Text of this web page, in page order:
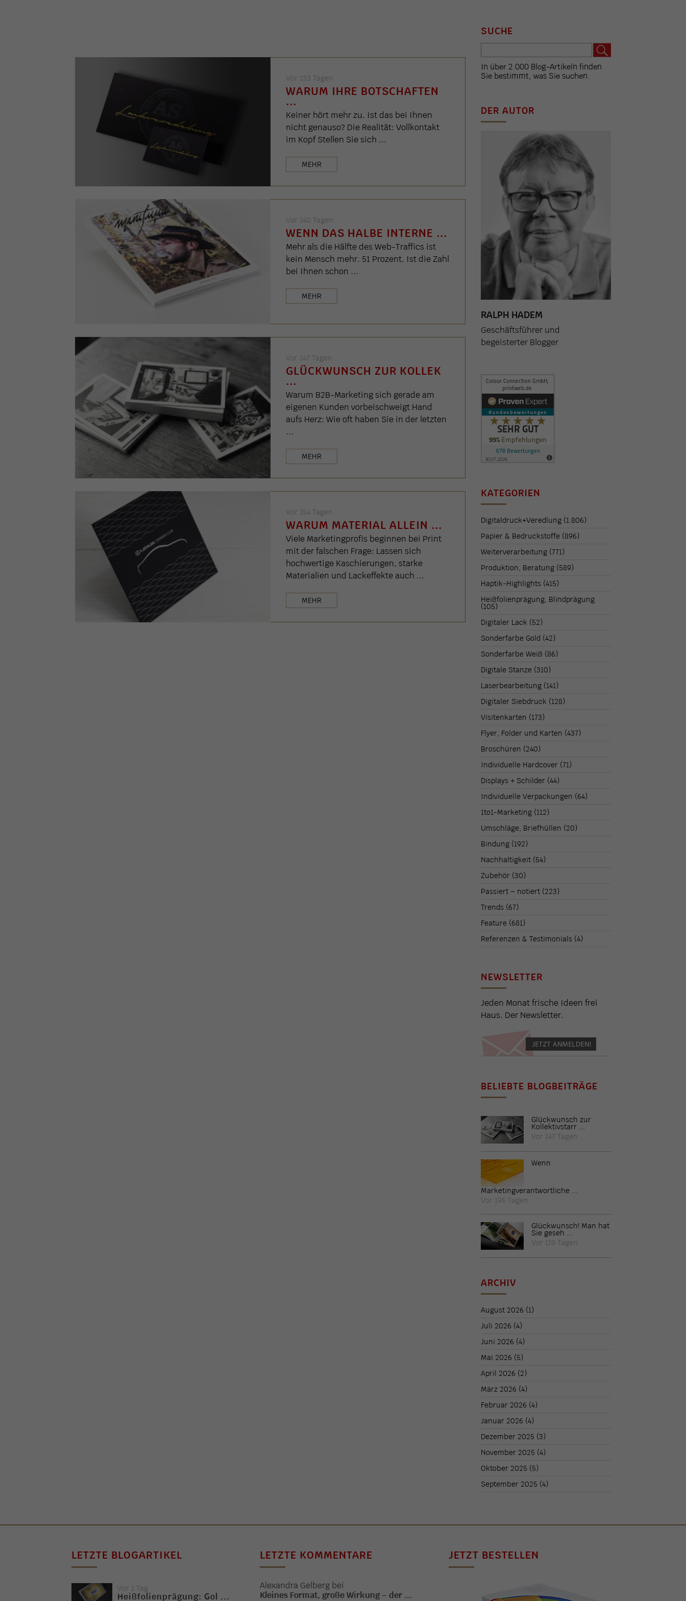
Vor 133 Tagen
WARUM IHRE BOTSCHAFTEN
...
Keiner hört mehr zu. Ist das bei Ihnen
nicht genauso? Die Realität: Vollkontakt
im Kopf Stellen Sie sich ...
MEHR
Vor 140 Tagen
WENN DAS HALBE INTERNE ...
Mehr als die Hälfte des Web-Traffics ist
kein Mensch mehr. 51 Prozent. Ist die Zahl
bei Ihnen schon ...
MEHR
Vor 147 Tagen
GLÜCKWUNSCH ZUR KOLLEK
...
Warum B2B-Marketing sich gerade am
eigenen Kunden vorbeischweigt Hand
aufs Herz: Wie oft haben Sie in der letzten
...
MEHR
Vor 154 Tagen
WARUM MATERIAL ALLEIN ...
Viele Marketingprofis beginnen bei Print
mit der falschen Frage: Lassen sich
hochwertige Kaschierungen, starke
Materialien und Lackeffekte auch ...
MEHR
SUCHE
In über 2.000 Blog-Artikeln finden
Sie bestimmt, was Sie suchen.
DER AUTOR
RALPH HADEM
Geschäftsführer und
begeisterter Blogger
KATEGORIEN
Digitaldruck+Veredlung (1.806)
Papier & Bedruckstoffe (896)
Weiterverarbeitung (771)
Produktion, Beratung (589)
Haptik-Highlights (415)
Heißfolienprägung, Blindprägung
(105)
Digitaler Lack (52)
Sonderfarbe Gold (42)
Sonderfarbe Weiß (86)
Digitale Stanze (310)
Laserbearbeitung (141)
Digitaler Siebdruck (128)
Visitenkarten (173)
Flyer, Folder und Karten (437)
Broschüren (240)
Individuelle Hardcover (71)
Displays + Schilder (44)
Individuelle Verpackungen (64)
1to1-Marketing (112)
Umschläge, Briefhüllen (20)
Bindung (192)
Nachhaltigkeit (54)
Zubehör (30)
Passiert – notiert (223)
Trends (67)
Feature (681)
Referenzen & Testimonials (4)
NEWSLETTER
Jeden Monat frische Ideen frei
Haus. Der Newsletter.
BELIEBTE BLOGBEITRÄGE
Glückwunsch zur
Kollektivstarr ...
Vor 147 Tagen
Wenn
Marketingverantwortliche ...
Vor 196 Tagen
Glückwunsch! Man hat
Sie geseh ...
Vor 119 Tagen
ARCHIV
August 2026 (1)
Juli 2026 (4)
Juni 2026 (4)
Mai 2026 (5)
April 2026 (2)
März 2026 (4)
Februar 2026 (4)
Januar 2026 (4)
Dezember 2025 (3)
November 2025 (4)
Oktober 2025 (5)
September 2025 (4)
LETZTE BLOGARTIKEL
Vor 1 Tag
Heißfolienprägung: Gol ...
LETZTE KOMMENTARE
Alexandra Gelberg bei
Kleines Format, große Wirkung – der ...
JETZT BESTELLEN